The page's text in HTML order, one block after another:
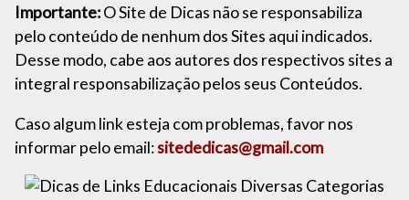
Importante:O Site de Dicas não se responsabiliza
pelo conteúdo de nenhum dos Sites aqui indicados.
Desse modo, cabe aos autores dos respectivos sites a
integral responsabilização pelos seus Conteúdos.
Caso algum link esteja com problemas, favor nos
informar pelo email:sitededicas@gmail.com